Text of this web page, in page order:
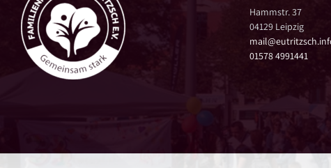
Hammstr. 37
04129 Leipzig
01578 4991441